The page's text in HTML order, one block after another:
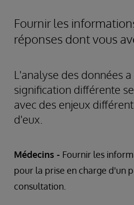
Fournir les
réponses dont vous
L'analyse des données a
signification différente
avec des enjeux
d'eux.
Médecins - Fournir les
pour la prise en charge d'un
consultation.